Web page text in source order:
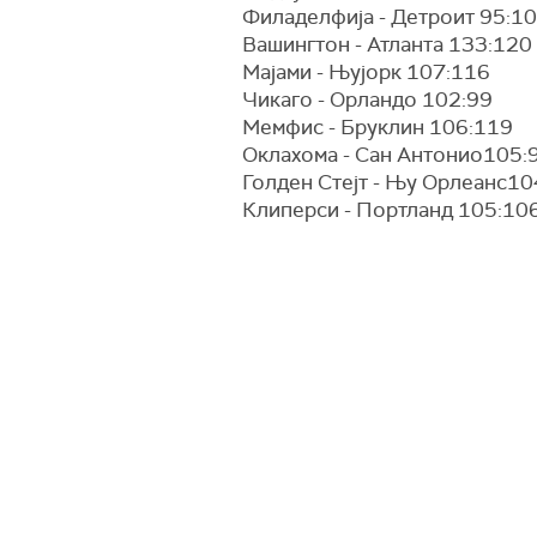
Филаделфија - Детроит
Вашингтон - Атланта 133:120
Мајами - Њујорк 107:116
Чикаго - Орландо 102:99
Мемфис - Бруклин 106:119
Оклахома - Сан
Голден Стејт - Њу
Клиперси - Портланд